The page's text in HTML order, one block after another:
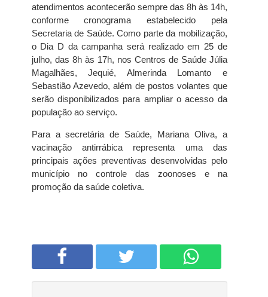
atendimentos acontecerão sempre das 8h às 14h,
conforme cronograma estabelecido pela
Secretaria de Saúde. Como parte da mobilização,
o Dia D da campanha será realizado em 25 de
julho, das 8h às 17h, nos Centros de Saúde Júlia
Magalhães, Jequié, Almerinda Lomanto e
Sebastião Azevedo, além de postos volantes que
serão disponibilizados para ampliar o acesso da
população ao serviço.
Para a secretária de Saúde, Mariana Oliva, a
vacinação antirrábica representa uma das
principais ações preventivas desenvolvidas pelo
município no controle das zoonoses e na
promoção da saúde coletiva.